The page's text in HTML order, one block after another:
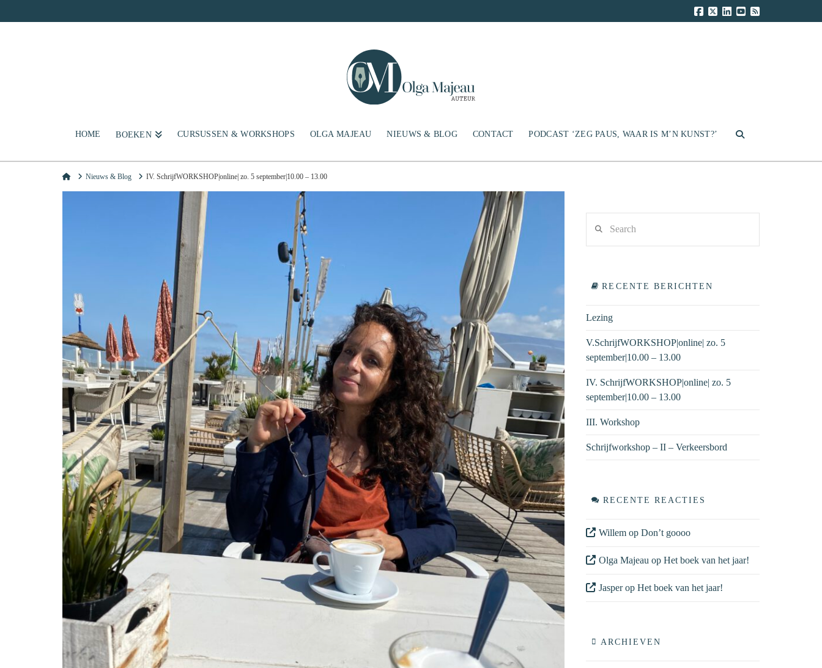
HOME BOEKEN CURSUSSEN & WORKSHOPS OLGA MAJEAU NIEUWS & BLOG CONTACT PODCAST ‘ZEG PAUS, WAAR IS M’N KUNST?’
HomeNieuws & Blog IV. SchrijfWORKSHOP|online| zo. 5 september|10.00 – 13.00
RECENTE BERICHTEN
Lezing
V.SchrijfWORKSHOP|online| zo. 5
september|10.00 – 13.00
IV. SchrijfWORKSHOP|online| zo. 5
september|10.00 – 13.00
III. Workshop
Schrijfworkshop – II – Verkeersbord
RECENTE REACTIES
Willemop Don’t goooo
Olga Majeau op Het boek van het jaar!
Jasperop Het boek van het jaar!
ARCHIEVEN